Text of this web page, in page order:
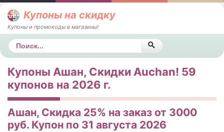
Купоны на скидку
Купоны и промокоды в магазины!
Поиск
Купоны Ашан, Скидки Auchan! 59
купонов на 2026 г.
Ашан, Скидка 25% на заказ от 3000
руб. Купон по 31 августа 2026